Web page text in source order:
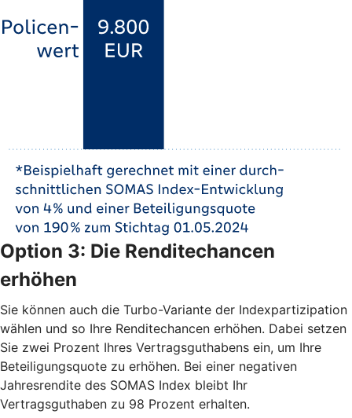
Option 3: Die Renditechancen
erhöhen
Sie können auch die Turbo-Variante der Indexpartizipation
wählen und so Ihre Renditechancen erhöhen. Dabei setzen
Sie zwei Prozent Ihres Vertragsguthabens ein, um Ihre
Beteiligungsquote zu erhöhen. Bei einer negativen
Jahresrendite des SOMAS Index bleibt Ihr
Vertragsguthaben zu 98 Prozent erhalten.